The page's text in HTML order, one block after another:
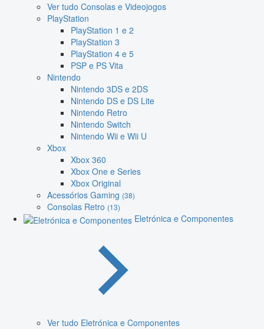
Ver tudo Consolas e Videojogos
PlayStation
PlayStation 1 e 2
PlayStation 3
PlayStation 4 e 5
PSP e PS Vita
Nintendo
Nintendo 3DS e 2DS
Nintendo DS e DS Lite
Nintendo Retro
Nintendo Switch
Nintendo Wii e Wii U
Xbox
Xbox 360
Xbox One e Series
Xbox Original
Acessórios Gaming (38)
Consolas Retro (13)
Eletrónica e Componentes
Ver tudo Eletrónica e Componentes